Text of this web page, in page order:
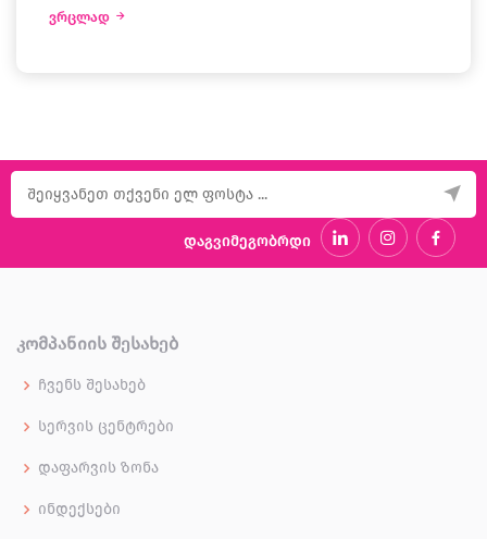
ვრცლად
დაგვიმეგობრდი
ᲙᲝᲛᲞᲐᲜᲘᲘᲡ ᲨᲔᲡᲐᲮᲔᲑ
ჩვენს შესახებ
სერვის ცენტრები
დაფარვის ზონა
ინდექსები